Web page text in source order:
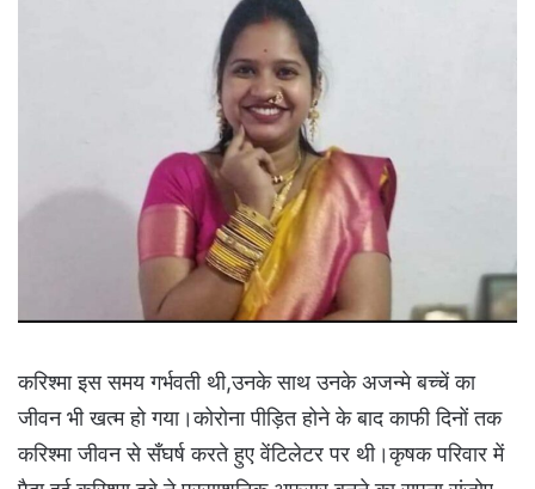
करिश्मा इस समय गर्भवती थी,उनके साथ उनके अजन्मे बच्चें का
जीवन भी खत्म हो गया।कोरोना पीड़ित होने के बाद काफी दिनों तक
करिश्मा जीवन से सँघर्ष करते हुए वेंटिलेटर पर थी।कृषक परिवार में